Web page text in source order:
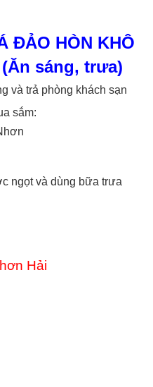
ĐẢO HÒN KHÔ
(Ăn sáng, trưa)
và trả phòng khách sạn
sắm:
ngọt và dùng bữa trưa
Hải